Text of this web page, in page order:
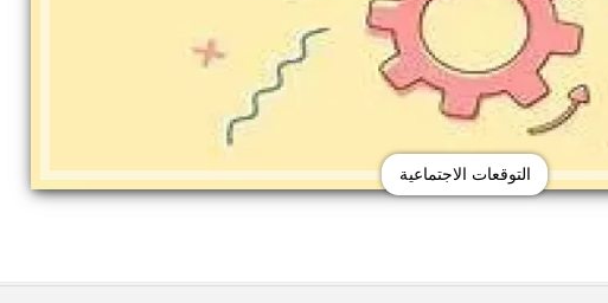
التوقعات الاجتماعية